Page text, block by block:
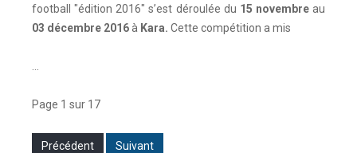
football "édition 2016" s’est déroulée du 15 novembreau
03 décembre 2016à Kara. Cette compétition a mis
Page 1 sur 17
Précédent Suivant